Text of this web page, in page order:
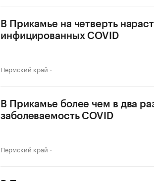
В Прикамье на четверть
инфицированных COVID
Пермский край
В Прикамье более чем в два
заболеваемость COVID
Пермский край